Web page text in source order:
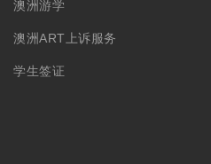
澳洲游学
澳洲ART上诉服务
学生签证